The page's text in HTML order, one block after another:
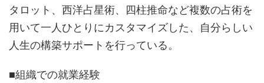
タロット、西洋占星術、四柱推命など複数の占術を
用いて一人ひとりにカスタマイズした、自分らしい
人生の構築サポートを行っている。
■組織での就業経験